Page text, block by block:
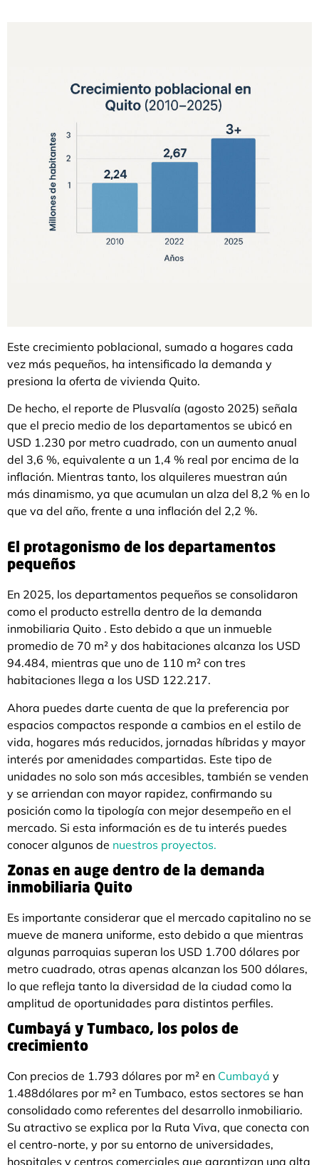
Este crecimiento poblacional, sumado a hogares cada
vez más pequeños, ha intensificado la demanda y
presiona la oferta de vivienda Quito.
De hecho, el reporte de Plusvalía (agosto 2025) señala
que el precio medio de los departamentos se ubicó en
USD 1.230 por metro cuadrado, con un aumento anual
del 3,6 %, equivalente a un 1,4 % real por encima de la
inflación. Mientras tanto, los alquileres muestran aún
más dinamismo, ya que acumulan un alza del 8,2 % en lo
que va del año, frente a una inflación del 2,2 %.
El protagonismo de los departamentos
pequeños
En 2025, los departamentos pequeños se consolidaron
como el producto estrella dentro de la demanda
inmobiliaria Quito . Esto debido a que un inmueble
promedio de 70 m² y dos habitaciones alcanza los USD
94.484, mientras que uno de 110 m² con tres
habitaciones llega a los USD 122.217.
Ahora puedes darte cuenta de que la preferencia por
espacios compactos responde a cambios en el estilo de
vida, hogares más reducidos, jornadas híbridas y mayor
interés por amenidades compartidas. Este tipo de
unidades no solo son más accesibles, también se venden
y se arriendan con mayor rapidez, confirmando su
posición como la tipología con mejor desempeño en el
mercado. Si esta información es de tu interés puedes
conocer algunos de nuestros proyectos.
Zonas en auge dentro de la demanda
inmobiliaria Quito
Es importante considerar que el mercado capitalino no se
mueve de manera uniforme, esto debido a que mientras
algunas parroquias superan los USD 1.700 dólares por
metro cuadrado, otras apenas alcanzan los 500 dólares,
lo que refleja tanto la diversidad de la ciudad como la
amplitud de oportunidades para distintos perfiles.
Cumbayá y Tumbaco, los polos de
crecimiento
Con precios de 1.793 dólares por m² en Cumbayá y
1.488dólares por m² en Tumbaco, estos sectores se han
consolidado como referentes del desarrollo inmobiliario.
Su atractivo se explica por la Ruta Viva, que conecta con
el centro-norte, y por su entorno de universidades,
hospitales y centros comerciales que garantizan una alta